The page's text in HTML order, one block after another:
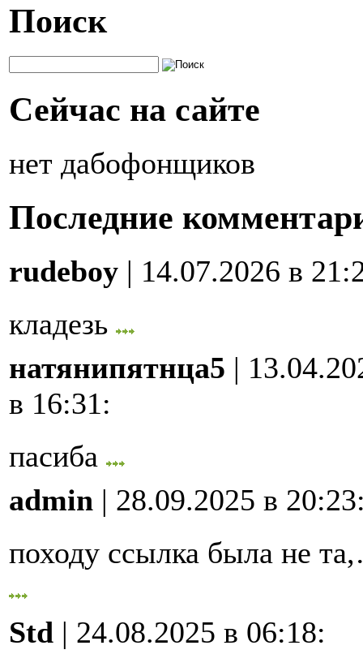
Поиск
Сейчас на сайте
нет дабофонщиков
Последние
rudeboy | 14.07.2026 в
кладезь
натянипятнца5 |
в 16:31:
пасиба
admin | 28.09.2025 в 20:23
походу ссылка была не
Std | 24.08.2025 в 06:18: